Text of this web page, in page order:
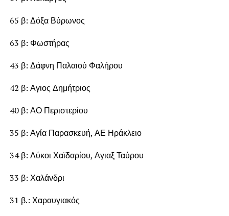
65 β: Δόξα Βύρωνος
63 β: Φωστήρας
43 β: Δάφνη Παλαιού Φαλήρου
42 β: Αγιος Δημήτριος
40 β: ΑΟ Περιστερίου
35 β: Αγία Παρασκευή, ΑΕ Ηράκλειο
34 β: Λύκοι Χαϊδαρίου, Αγιαξ Ταύρου
33 β: Χαλάνδρι
31 β.: Χαραυγιακός